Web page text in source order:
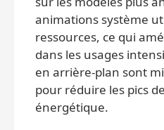
animations système
ressources, ce qui
dans les usages
en arrière-plan sont
pour réduire les pics
énergétique.